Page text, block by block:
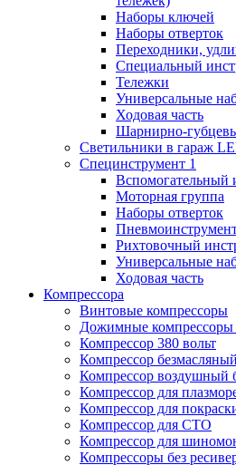
Наборы ключей
Наборы отверток
Переходники,
Специальный
Тележки
Универсальные
Ходовая часть
Шарнирно-
Светильники в гараж
Специнструмент 1
Вспомогательный
Моторная группа
Наборы отверток
Рихтовочный
Универсальные
Ходовая часть
Компрессора
Винтовые компрессоры
Дожимные компрессоры
Компрессор 380 вольт
Компрессор безмасляный
Компрессор воздушный
Компрессор для
Компрессор для
Компрессор для СТО
Компрессор для
Компрессоры без